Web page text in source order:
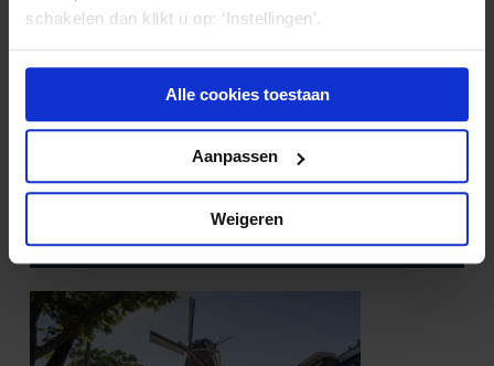
schakelen dan klikt u op: ‘Instellingen’.
Alle cookies toestaan
Aanpassen
Weigeren
ONDERNEMINGSRECHT26.01.2022
Het annuleringsbeding: de risico’s voor u
als ondernemer